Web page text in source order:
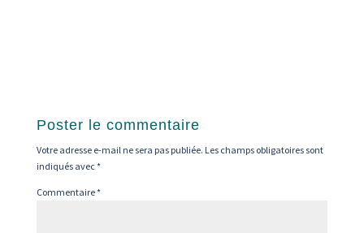
Poster le commentaire
Votre adresse e-mail ne sera pas publiée. Les champs obligatoires sont
indiqués avec*
Commentaire*